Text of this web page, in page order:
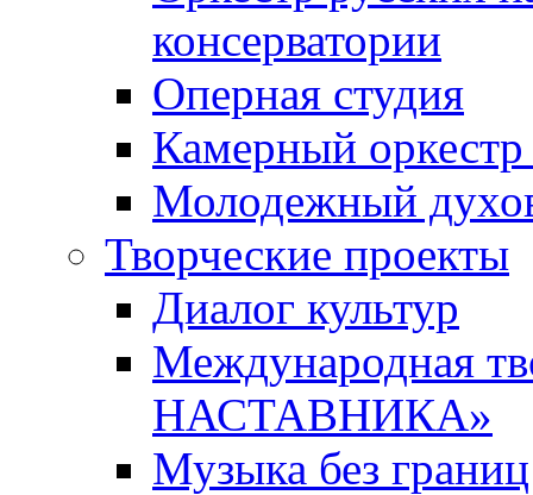
консерватории
Оперная студия
Камерный оркестр
Молодежный
Творческие проекты
Диалог культур
Международная
НАСТАВНИКА»
Музыка без границ